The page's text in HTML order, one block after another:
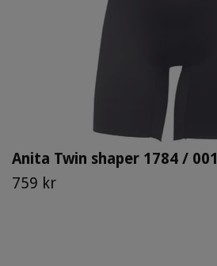
Anita Twin shaper 1784 / 001
759 kr